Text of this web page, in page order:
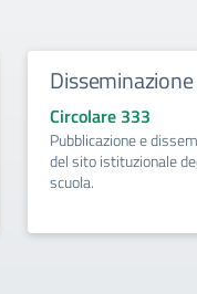
Circolare 333
Pubblicazione e
del sito istituzionale
scuola.